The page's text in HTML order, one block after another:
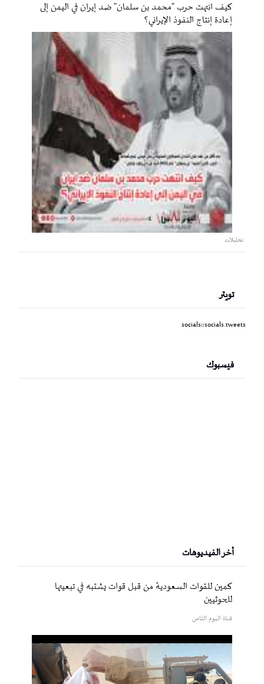
كيف انتهت حرب "محمد بن سلمان" ضد إيران في اليمن إلى
إعادة إنتاج النفوذ الإيراني؟
تحليلات
تويتر
socials::socials.tweets
فيسبوك
أخر الفيديوهات
كمين للقوات السعودية من قبل قوات يشتبه في تبعيتها
للحوثيين
قناة اليوم الثامن